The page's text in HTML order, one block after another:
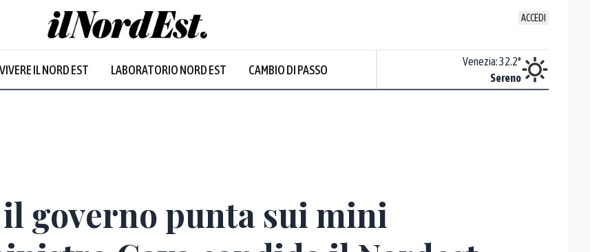
ACCEDI
VIVERE IL NORD EST LABORATORIO NORD EST CAMBIO DI PASSO
Prevalentemente soleggiato
Venezia:32.2°
Sereno
governo punta sui mini